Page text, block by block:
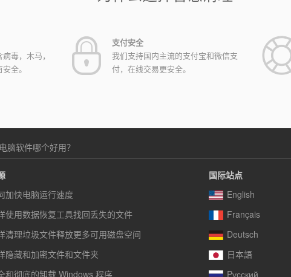
毒，木马，
全。
支付安全
我们支持国内主流的支付宝和微信支
付，在线交易更安全。
脑软件哪个好用？
加快电脑运行速度
使用数据恢复工具找回丢失的文件
清理垃圾文件释放更多可用磁盘空间
隐藏和加密文件和文件夹
和彻底的卸载 Windows 程序
国际站点
English
Français
Deutsch
日本語
Pусский